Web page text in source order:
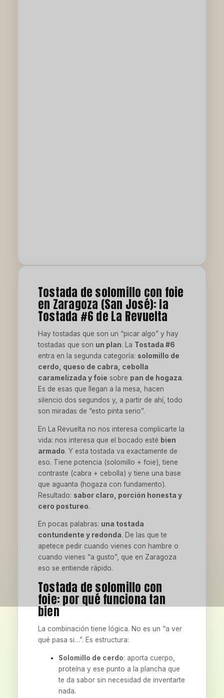
Tostada de solomillo con foie
en Zaragoza (San José): la
Tostada #6 de La Revuelta
Hay tostadas que son un “picar algo” y hay
tostadas que son un plan. La Tostada #6
entra en la segunda categoría: solomillo de
cerdo, queso de cabra, cebolla
caramelizada y foie sobre pan de hogaza.
Es de esas que llegan a la mesa, hacen
silencio dos segundos y, a partir de ahí, todo
son miradas de “esto pinta serio”.
En La Revuelta no nos interesa complicarte la
vida: nos interesa que el bocado esté bien
armado. Y esta tostada va exactamente de
eso. Tiene potencia (solomillo + foie), tiene
contraste (cabra + cebolla) y tiene una base
que aguanta (hogaza con fundamento).
Resultado: sabor claro, porción honesta y
cero postureo.
En pocas palabras: una tostada
contundente y redonda. De las que te
apetece pedir cuando vienes con hambre o
cuando vienes “a gusto”, que en Zaragoza
eso se entiende rápido.
Tostada de solomillo con
foie: por qué funciona tan
bien
La combinación tiene lógica. No es un “a ver
qué pasa si…”. Es estructura:
Solomillo de cerdo: aporta cuerpo,
proteína y ese punto a la plancha que
te da sabor sin necesidad de inventarte
nada.